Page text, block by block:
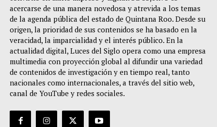
acercarse de una manera novedosa y atrevida a los temas
de la agenda pública del estado de Quintana Roo. Desde su
origen, la prioridad de sus contenidos se ha basado en la
veracidad, la imparcialidad y el interés público. En la
actualidad digital, Luces del Siglo opera como una empresa
multimedia con proyección global al difundir una variedad
de contenidos de investigación y en tiempo real, tanto
nacionales como internacionales, a través del sitio web,
canal de YouTube y redes sociales.